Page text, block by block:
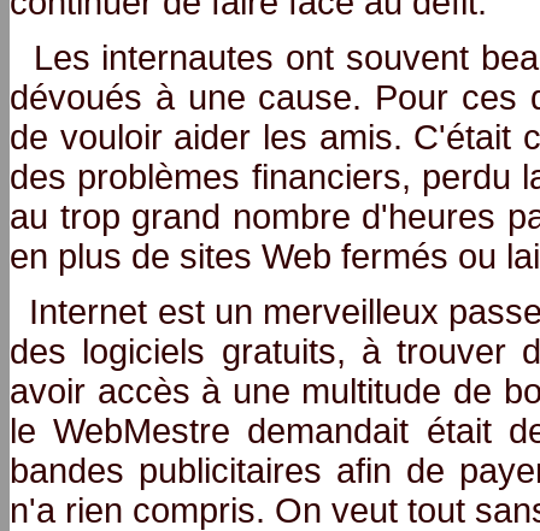
Les internautes ont souvent
dévoués à une cause. Pour ces
de vouloir aider les amis. C'était
des problèmes financiers, perdu
au trop grand nombre d'heures
en plus de sites Web fermés ou
Internet est un merveilleux
des logiciels gratuits, à trouver
avoir accès à une multitude de
le WebMestre demandait était
bandes publicitaires afin de
n'a rien compris. On veut tout